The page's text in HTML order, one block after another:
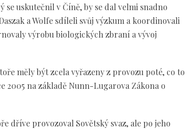
uskutečnil v Číně, by se dal velmi snadno
a Wolfe sdíleli svůj výzkum a koordinovali
výrobu biologických zbraní a vývoj
měly být zcela vyřazeny z provozu poté, co to
na základě Nunn-Lugarova Zákona o
dříve provozoval Sovětský svaz, ale po jeho